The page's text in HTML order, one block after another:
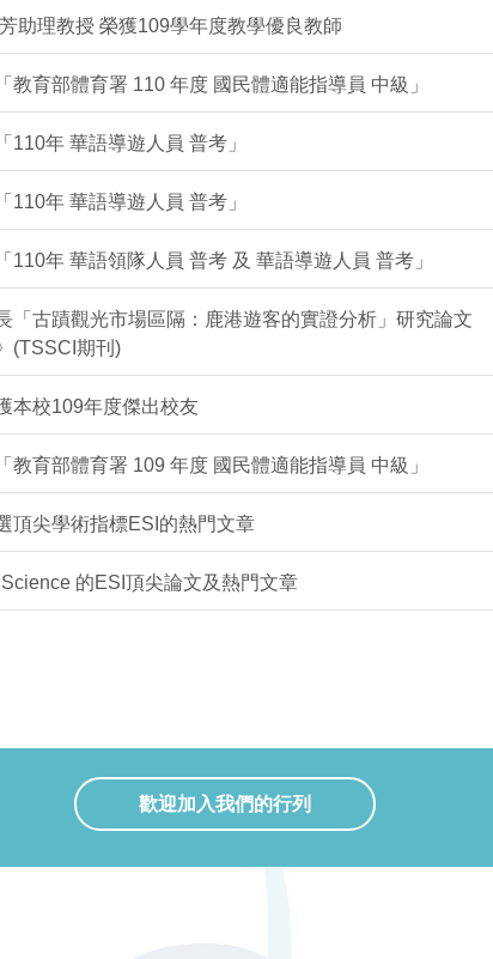
助理教授 榮獲109學年度教學優良教師
教育部體育署 110 年度 國民體適能指導員 中級」
年 華語導遊人員 普考」
年 華語導遊人員 普考」
110年 華語領隊人員 普考 及 華語導遊人員 普考」
「古蹟觀光市場區隔：鹿港遊客的實證分析」研究論文
(TSSCI期刊)
本校109年度傑出校友
教育部體育署 109 年度 國民體適能指導員 中級」
頂尖學術指標ESI的熱門文章
的ESI頂尖論文及熱門文章
歡迎加入我們的行列